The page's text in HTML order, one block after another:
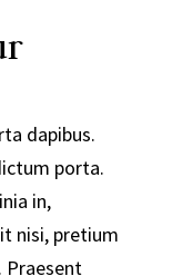
dapibus.
porta.
in,
nisi, pretium
Praesent